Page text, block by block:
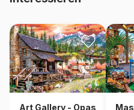
Art Gallery - Opas